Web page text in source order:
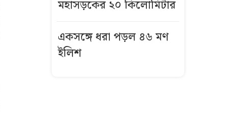
বোর্ড
অস্ত্রোপচারের
মহাসড়কের ২০ কিলোমিটার
একসঙ্গে ধরা পড়ল ৪৬ মণ
ইলিশ